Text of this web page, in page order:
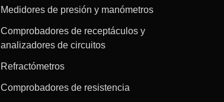
Medidores de presión y manómetros
Comprobadores de receptáculos y
analizadores de circuitos
Refractómetros
Comprobadores de resistencia